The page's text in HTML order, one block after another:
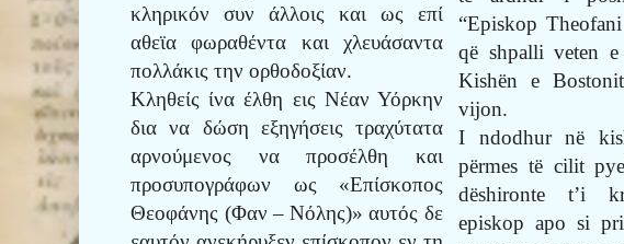
κληρικόν συν άλλοις και ως επί
αθεϊα φωραθέντα και χλευάσαντα
πολλάκις την ορθοδοξίαν.
Κληθείς ίνα έλθη εις Νέαν Υόρκην
δια να δώση εξηγήσεις τραχύτατα
αρνούμενος να προσέλθη και
προσυπογράφων ως «Επίσκοπος
Θεοφάνης (Φαν – Νόλης)» αυτός δε
“Episkop
që shpalli veten
Kishën e
vijon.
I ndodhur në
përmes të cilit
dëshironte t’i
episkop apo si